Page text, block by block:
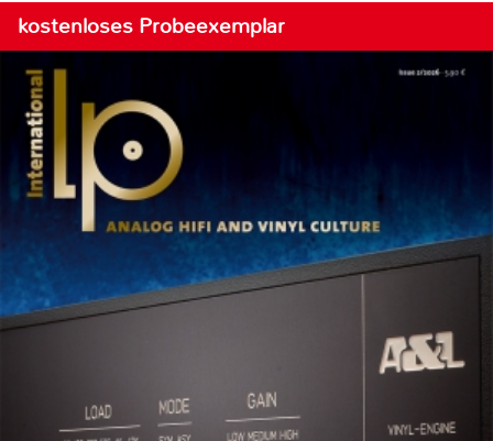
kostenloses Probeexemplar